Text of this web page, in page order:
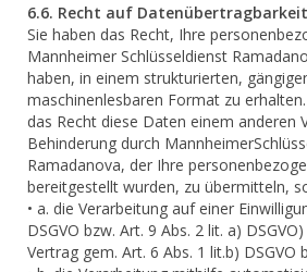
6.6. Recht auf Datenübertragbarkeit
Sie haben das Recht, Ihre
Mannheimer Schlüsseldienst
haben, in einem strukturierten,
maschinenlesbaren Format zu
das Recht diese Daten einem anderen
Behinderung durch
Ramadanova, der Ihre
bereitgestellt wurden, zu übermitteln,
• a. die Verarbeitung auf einer
DSGVO bzw. Art. 9 Abs. 2 lit. a)
Vertrag gem. Art. 6 Abs. 1 lit.b) DSGVO